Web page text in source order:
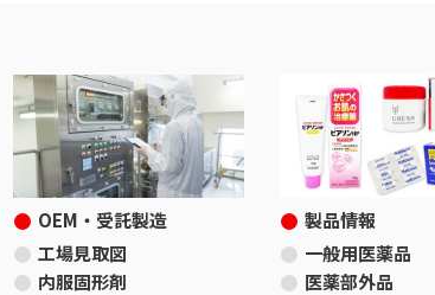
OEM・受託製造
工場見取図
内服固形剤
製品情報
一般用医薬品
医薬部外品